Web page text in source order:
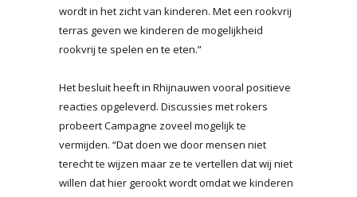
wordt in het zicht van kinderen. Met een rookvrij
terras geven we kinderen de mogelijkheid
rookvrij te spelen en te eten.”
Het besluit heeft in Rhijnauwen vooral positieve
reacties opgeleverd. Discussies met rokers
probeert Campagne zoveel mogelijk te
vermijden. “Dat doen we door mensen niet
terecht te wijzen maar ze te vertellen dat wij niet
willen dat hier gerookt wordt omdat we kinderen